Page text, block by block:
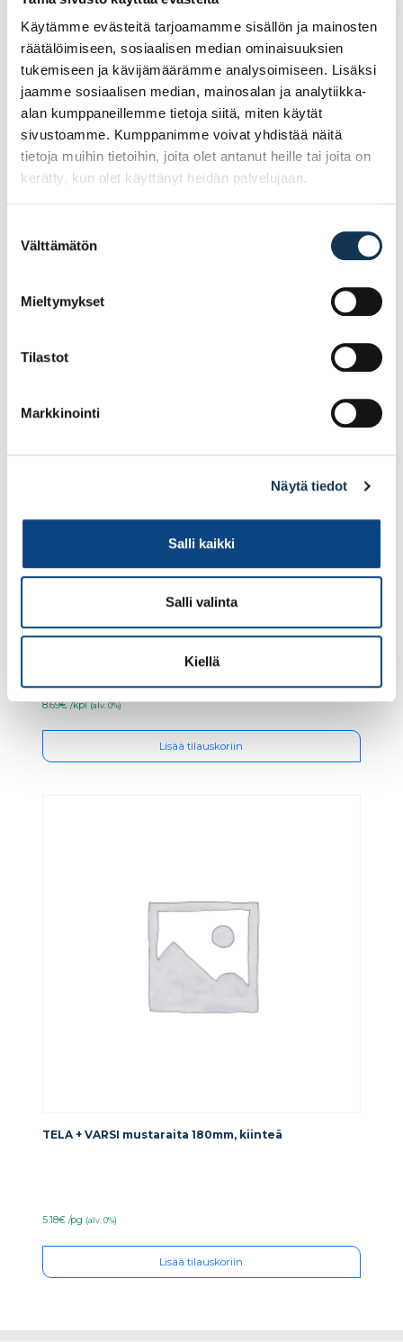
Käytämme evästeitä tarjoamamme sisällön ja mainosten
räätälöimiseen, sosiaalisen median ominaisuuksien
tukemiseen ja kävijämäärämme analysoimiseen. Lisäksi
jaamme sosiaalisen median, mainosalan ja analytiikka-
alan kumppaneillemme tietoja siitä, miten käytät
sivustoamme. Kumppanimme voivat yhdistää näitä
tietoja muihin tietoihin, joita olet antanut heille tai joita on
kerätty, kun olet käyttänyt heidän palvelujaan.
valinta
Välttämätön
Mieltymykset
Tilastot
Markkinointi
Näytä tiedot
Salli kaikki
Salli valinta
Kiellä
tela, varsi ja maalauslaatikko
8.69€ /kpl(alv. 0%)
Lisää tilauskoriin
TELA + VARSI mustaraita 180mm, kiinteä
5.18€ /pg (alv. 0%)
Lisää tilauskoriin